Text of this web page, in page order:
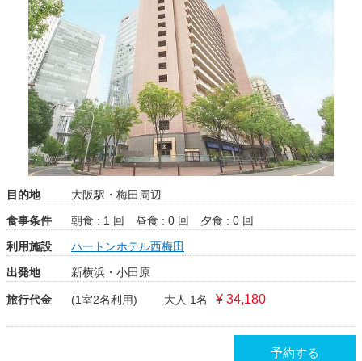
目的地
大阪駅・梅田周辺
食事条件
朝食 : 1 回 昼食 : 0 回
夕食 : 0 回
利用施設
ハートンホテル西梅田
出発地
新横浜・小田原
旅行代金 (1室2名利用) 大人 1名 ¥ 34,180
予約する